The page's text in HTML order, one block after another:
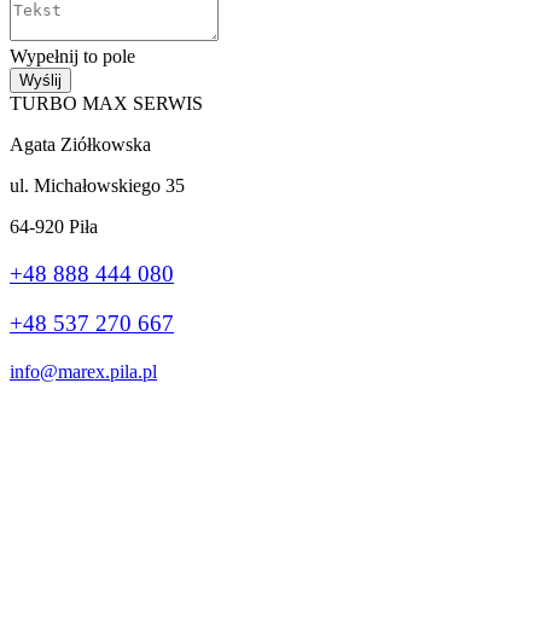
Wypełnij to pole
Wyślij
TURBO MAX SERWIS
Agata Ziółkowska
ul. Michałowskiego 35
64-920 Piła
+48 888 444 080
+48 537 270 667
info@marex.pila.pl